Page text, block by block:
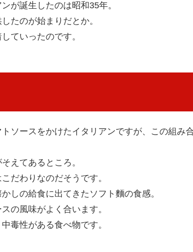
が誕生したのは昭和35年。
たのが始まりだとか。
ていったのです。
ソースをかけたイタリアンですが、この組み
そえてあるところ。
だわりなのだそうです。
しの給食に出てきたソフト麵の食感。
の風味がよく合います。
毒性がある食べ物です。